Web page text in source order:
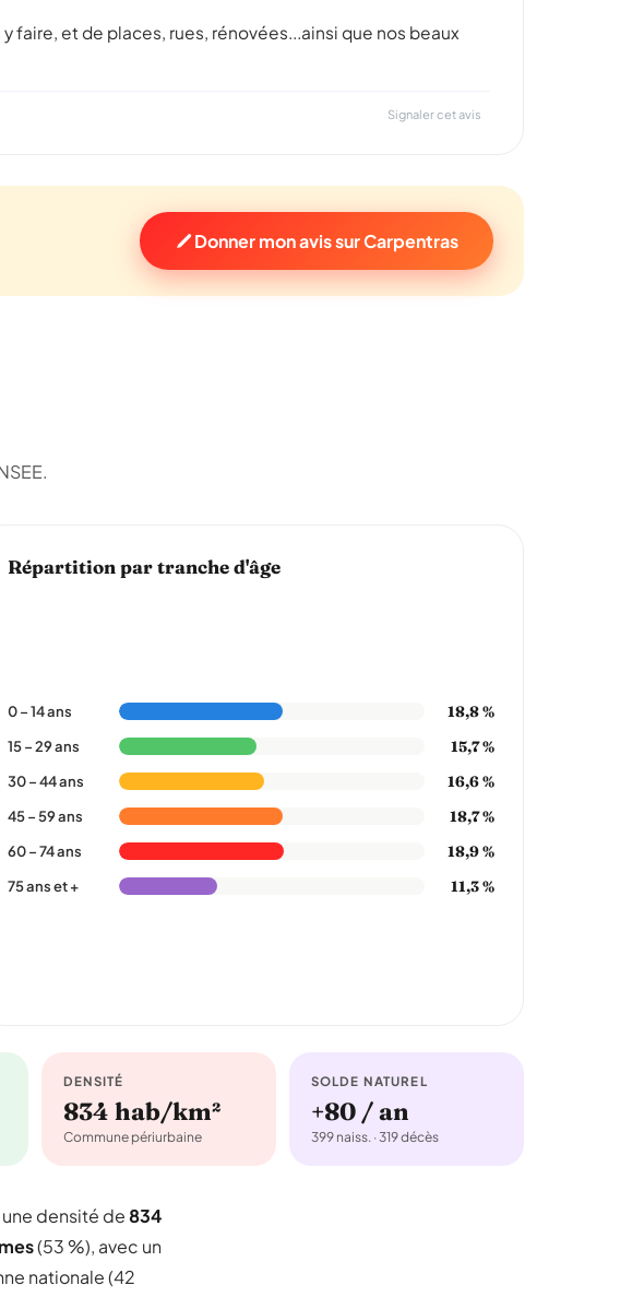
faire, et de places, rues, rénovées...ainsi que nos beaux
Signaler cet avis
Donner mon avis sur Carpentras
Répartition par tranche d'âge
0 – 14 ans 18,8 %
15 – 29 ans 15,7 %
30 – 44 ans 16,6 %
45 – 59 ans 18,7 %
60 – 74 ans 18,9 %
75 ans et + 11,3 %
DENSITÉ
834 hab/km²
Commune périurbaine
SOLDE NATUREL
+80 / an
399 naiss. · 319 décès
densité de834
(53 %), avec un
nationale (42